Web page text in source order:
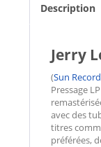
Description
Jerry
(Sun
Pressage
avec des
titres
préférées,